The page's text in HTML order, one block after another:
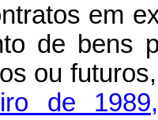
em
de bens
ou
de